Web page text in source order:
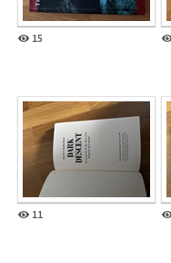
15
11